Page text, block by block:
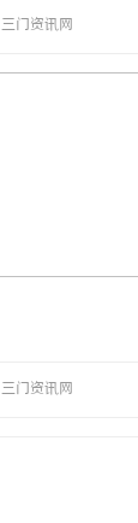
三门资讯网
三门资讯网